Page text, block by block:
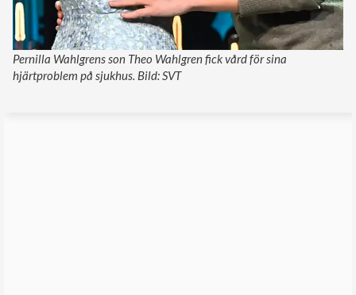
Pernilla Wahlgrens son Theo Wahlgren fick vård för sina
hjärtproblem på sjukhus. Bild: SVT